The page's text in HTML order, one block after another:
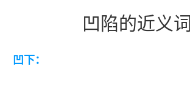
凹陷的近义词
凹下：